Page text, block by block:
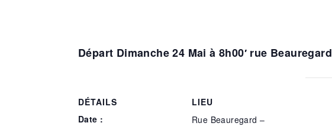
Départ Dimanche 24 Mai à 8h00′ rue Beauregard
DÉTAILS
Date :
LIEU
Rue Beauregard –